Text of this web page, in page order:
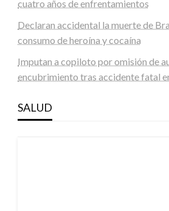
cuatro años de enfrentamientos
Declaran accidental la muerte de
consumo de heroína y cocaína
Imputan a copiloto por omisión de
encubrimiento tras accidente fatal
SALUD